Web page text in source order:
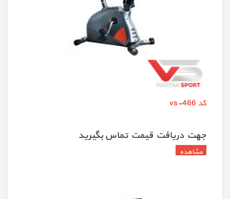
کد vs-466
جهت دريافت قيمت تماس بگيريد